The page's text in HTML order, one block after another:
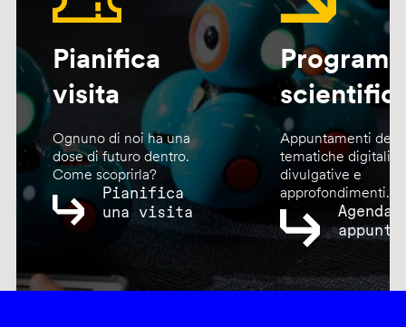
Pianifica
visita
Ognuno di noi ha una
dose di futuro dentro.
Come scoprirla?
Pianifica
una visita
Appuntamenti
tematiche digitali,
divulgative e
approfondimenti.
Agenda